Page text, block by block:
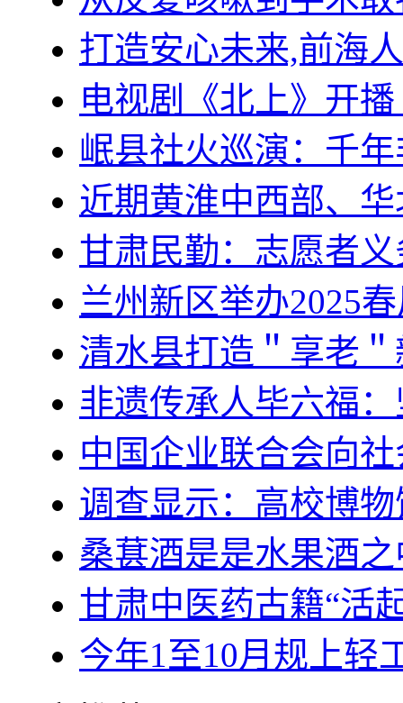
打造安心未来,前海
电视剧《北上》开
岷县社火巡演：千
近期黄淮中西部、
甘肃民勤：志愿者
兰州新区举办2025
清水县打造＂享老
非遗传承人毕六福
中国企业联合会向
调查显示：高校博
桑葚酒是是水果酒
甘肃中医药古籍“活
今年1至10月规上轻